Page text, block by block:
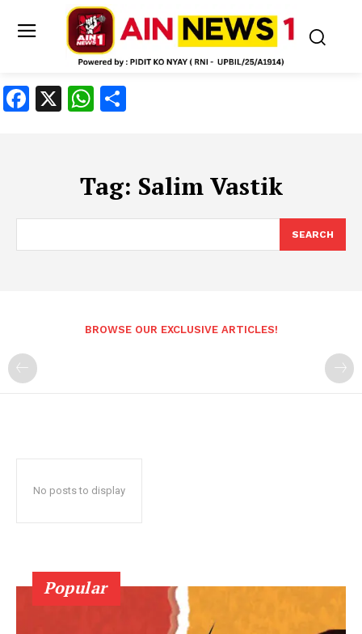
Facebook
X WhatsApp
Tag: Salim Vastik
SEARCH
BROWSE OUR EXCLUSIVE ARTICLES!
No posts to display
Popular